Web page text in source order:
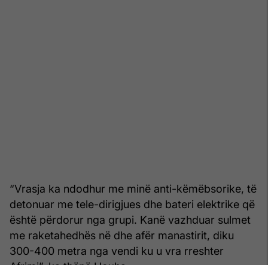
“Vrasja ka ndodhur me minë anti-këmëbsorike, të
detonuar me tele-dirigjues dhe bateri elektrike që
është përdorur nga grupi. Kanë vazhduar sulmet
me raketahedhës në dhe afër manastirit, diku
300-400 metra nga vendi ku u vra rreshter